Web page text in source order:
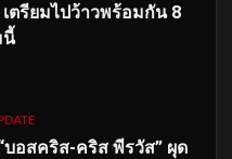
ตรียมไปว้าวพร้อมกัน 8
นี้
บอสคริส-คริส พีรวัส” ผุด